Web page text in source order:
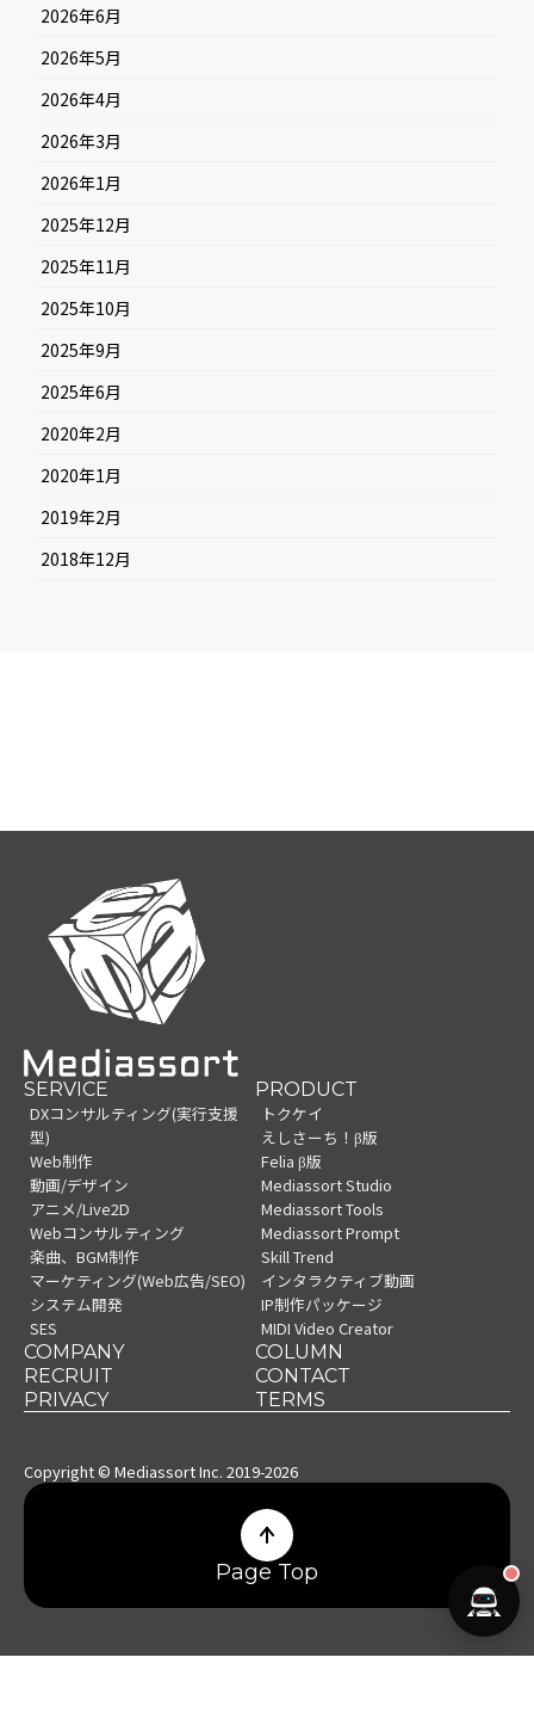
2026年6月
2026年5月
2026年4月
2026年3月
2026年1月
2025年12月
2025年11月
2025年10月
2025年9月
2025年6月
2020年2月
2020年1月
2019年2月
2018年12月
SERVICE
DXコンサルティング(実行支援
型)
Web制作
動画/デザイン
アニメ/Live2D
Webコンサルティング
楽曲、BGM制作
マーケティング(Web広告/SEO)
システム開発
SES
PRODUCT
トクケイ
えしさーち！β版
Felia β版
Mediassort Studio
Mediassort Tools
Mediassort Prompt
Skill Trend
インタラクティブ動画
IP制作パッケージ
MIDI Video Creator
COMPANY
COLUMN
RECRUIT
CONTACT
PRIVACY
TERMS
Copyright © Mediassort Inc. 2019-2026
Page Top